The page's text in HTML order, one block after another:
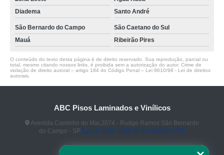
Diadema
Santo André
São Bernardo do Campo
São Caetano do Sul
Mauá
Ribeirão Pires
O conteúdo do texto desta página é de direito reservado. Sua reprodução, parcial ou
total, mesmo citando nossos links, é proibida sem a autorização do autor. Crime de
violação de direito autoral – artigo 184 do Código Penal – Lei 9610/98 - Lei de direitos
autorais
ABC Pisos Laminados e Vinílicos
Avenida Caminho do Mar,2074 - Rudge Ramos São Bernardo
do Campo - SP
(11) 4362-1966 (11) 96749-3675